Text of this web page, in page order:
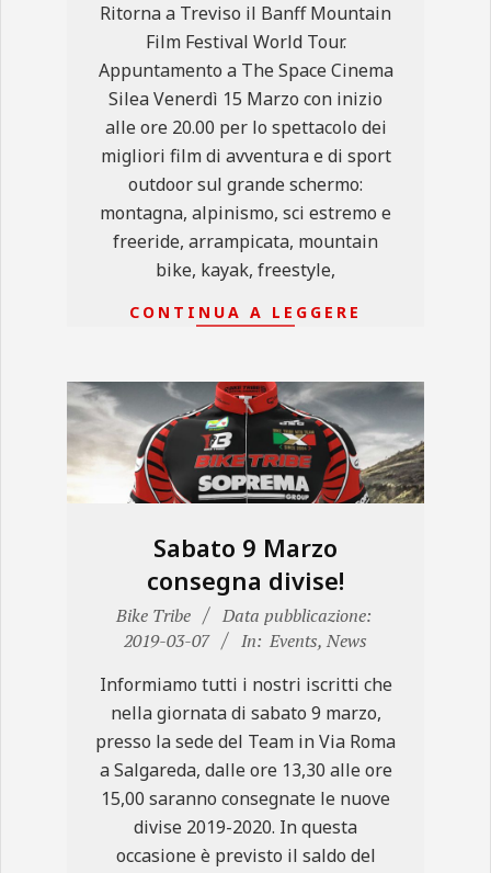
Ritorna a Treviso il Banff Mountain
Film Festival World Tour.
Appuntamento a The Space Cinema
Silea Venerdì 15 Marzo con inizio
alle ore 20.00 per lo spettacolo dei
migliori film di avventura e di sport
outdoor sul grande schermo:
montagna, alpinismo, sci estremo e
freeride, arrampicata, mountain
bike, kayak, freestyle,
CONTINUA A LEGGERE
Sabato 9 Marzo
consegna divise!
2019-
Bike Tribe
Data pubblicazione:
2019-03-07
In: Events, News
Informiamo tutti i nostri iscritti che
nella giornata di sabato 9 marzo,
presso la sede del Team in Via Roma
a Salgareda, dalle ore 13,30 alle ore
15,00 saranno consegnate le nuove
divise 2019-2020. In questa
occasione è previsto il saldo del